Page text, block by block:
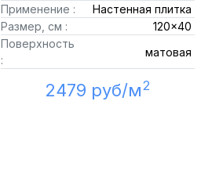
Применение :
Настенная плитка
Размер, см :
120x40
Поверхность
:
матовая
2479 руб/м2